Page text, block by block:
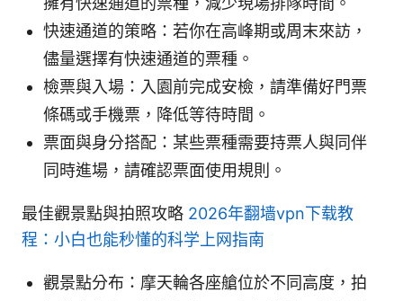
快速通道的策略：若你在高峰期或周末來訪，
儘量選擇有快速通道的票種。
檢票與入場：入園前完成安檢，請準備好門票
條碼或手機票，降低等待時間。
票面與身分搭配：某些票種需要持票人與同伴
同時進場，請確認票面使用規則。
最佳觀景點與拍照攻略 2026年翻墙vpn下载教
程：小白也能秒懂的科学上网指南
觀景點分布：摩天輪各座艙位於不同高度，拍